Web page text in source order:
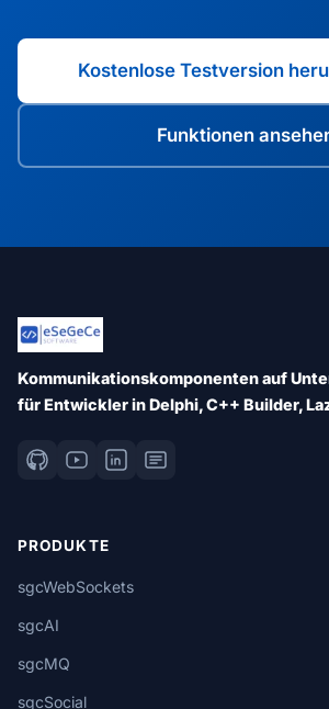
Kostenlose Testversion
Funktionen
Kommunikationskomponenten auf
für Entwickler in Delphi, C++ Builder,
PRODUKTE
sgcWebSockets
sgcAI
sgcMQ
sgcSocial